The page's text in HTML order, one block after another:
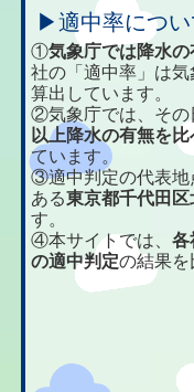
▶適中率につい
①気象庁では降水
社の「適中率」は
算出しています。
②気象庁では、その
以上降水の有無を
ています。
③適中判定の代表地
ある東京都千代田
す。
④本サイトでは、各
の適中判定の結果を